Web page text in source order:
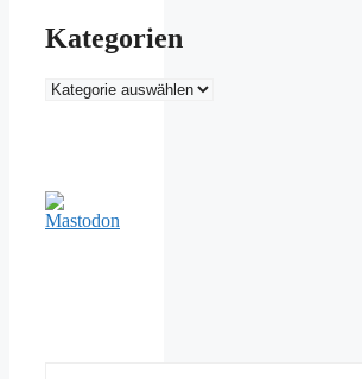
Kategorien
Kategorien